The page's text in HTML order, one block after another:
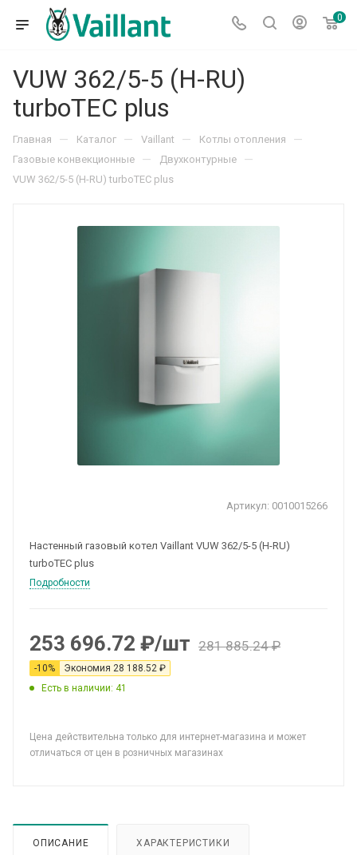
0
VUW 362/5-5 (H-RU)
turboTEC plus
Главная — Каталог — Vaillant — Котлы отопления —
Газовые конвекционные — Двухконтурные —
VUW 362/5-5 (H-RU) turboTEC plus
Артикул: 0010015266
Настенный газовый котел Vaillant VUW 362/5-5 (H-RU)
turboTEC plus
Подробности
253 696.72 ₽/шт 281 885.24₽
-10% Экономия 28 188.52 ₽
Есть в наличии: 41
Цена действительна только для интернет-магазина и может
отличаться от цен в розничных магазинах
ОПИСАНИЕ ХАРАКТЕРИСТИКИ